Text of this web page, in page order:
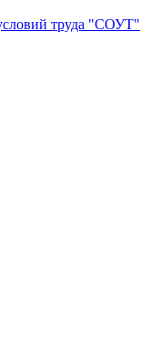
труда "СОУТ"